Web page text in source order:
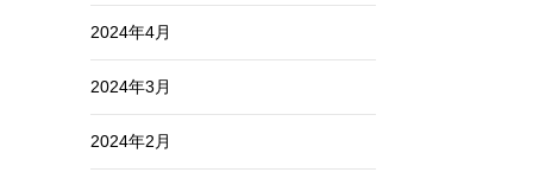
2024年4月
2024年3月
2024年2月